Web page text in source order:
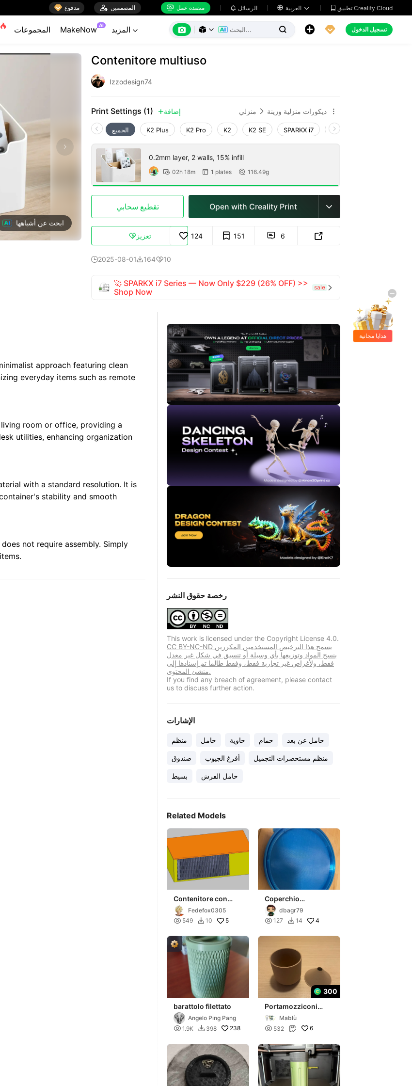
 مدفوع  المصممين  منضدة عمل  الرسائل    تطبيق Creality Cloud
 المجموعات MakeNow AI
       تسجيل الدخول
ابحث عن أشباهها
Contenitore multiuso
Izzodesign74
Print Settings (1)  إضافة منزلي  ديكورات منزلية وزينة 
الجميع K2 Plus K2 Pro K2 K2 SE SPARKX i7 Creality Hi
0.2mm layer, 2 walls, 15% infill
 02h 18m  1 plates  116.49g
تقطيع سحابي Open with Creality Print 
تعزيز 124 151  6 
2025-08-0116410
🚀 SPARKX i7 Series — Now Only $229 (26% OFF) >>
Shop Now
sale 
approach featuring clean
everyday items such as remote
room or office, providing a
utilities, enhancing organization
with a standard resolution. It is
stability and smooth
not require assembly. Simply
رخصة حقوق النشر
This work is licensed under the Copyright License 4.0.
CC BY-NC-ND يسمح هذا الترخيص المستخدمين المكررين
بنسخ المواد وتوزيعها بأي وسيلة أو تنسيق في شكل غير معدل
فقط، ولأغراض غير تجارية فقط، وفقط طالما تم إسنادها إلى
منشئ المحتوى.
If you find any breach of agreement, please contact
us to discuss further action.
الإشارات
منظم حامل حاوية حمام حامل عن بعد
صندوق أفرغ الجيوب منظم مستحضرات التجميل
بسيط حامل الفرش
Related Models
Contenitore con
coperchio
scorrevole
Fedefox0305
 549  10 5
Coperchio
contenitore 195mm
dbagr79
 127  14 4
barattolo filettato
Angelo Ping Pang
 1.9K  398 238
300
Portamozziconi
elettronici antiodore
Mablù
 532  6
هدايا مجانية